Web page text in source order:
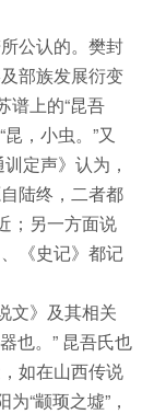
公认的。樊封
部族发展衍变
谱上的“昆吾
，小虫。”又
定声》认为，
陆终，二者都
；另一方面说
《史记》都记
文》及其相关
也。” 昆吾氏也
如在山西传说
“颛顼之墟”，